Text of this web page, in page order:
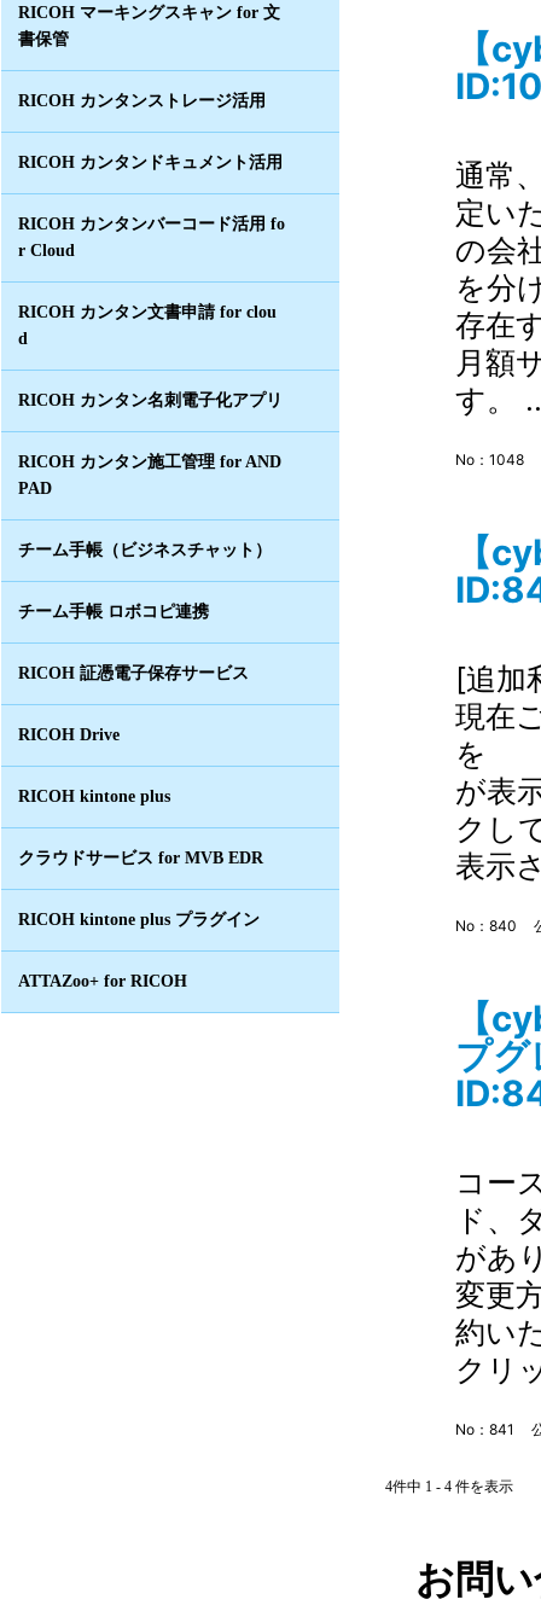
RICOH マーキングスキャン for 文
書保管
RICOH カンタンストレージ活用
RICOH カンタンドキュメント活用
RICOH カンタンバーコード活用 fo
r Cloud
RICOH カンタン文書申請 for clou
d
RICOH カンタン名刺電子化アプリ
RICOH カンタン施工管理 for AND
PAD
チーム手帳（ビジネスチャット）
チーム手帳 ロボコピ連携
RICOH 証憑電子保存サービス
RICOH Drive
RICOH kintone plus
クラウドサービス for MVB EDR
RICOH kintone plus プラグイン
ATTAZoo+ for RICOH
【
通常
定い
の会
を分
存在
月額
す。
No：1048
【
[追加
現在
を
が表
クし
表示
No：840
【
プ
コー
ド、
があ
変更
約い
ク
No：841
4件中 1 - 4 件を表示
お問